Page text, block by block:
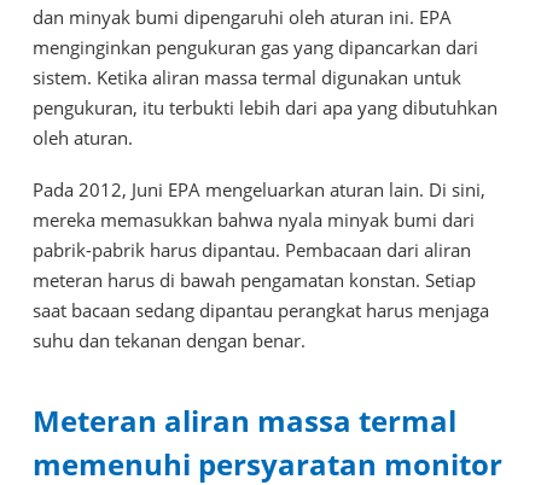
dan minyak bumi dipengaruhi oleh aturan ini. EPA
menginginkan pengukuran gas yang dipancarkan dari
sistem. Ketika aliran massa termal digunakan untuk
pengukuran, itu terbukti lebih dari apa yang dibutuhkan
oleh aturan.
Pada 2012, Juni EPA mengeluarkan aturan lain. Di sini,
mereka memasukkan bahwa nyala minyak bumi dari
pabrik-pabrik harus dipantau. Pembacaan dari aliran
meteran harus di bawah pengamatan konstan. Setiap
saat bacaan sedang dipantau perangkat harus menjaga
suhu dan tekanan dengan benar.
Meteran aliran massa termal
memenuhi persyaratan monitor